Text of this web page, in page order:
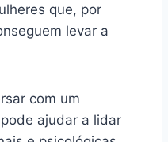
que, por
levar a
com um
ajudar a lidar